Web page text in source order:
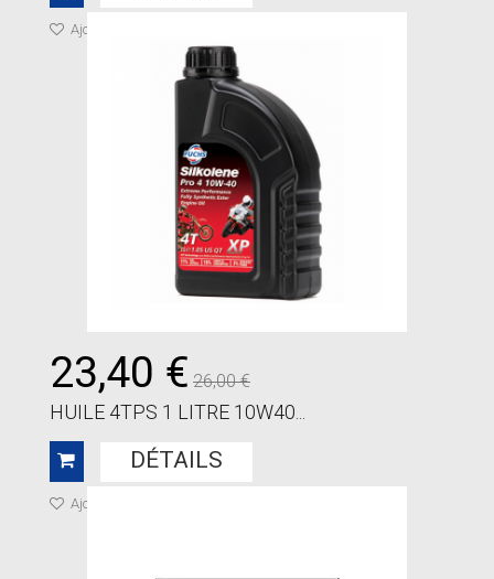
Ajouter à ma liste de cadeaux
23,40 € 26,00 €
HUILE 4TPS 1 LITRE 10W40...
DÉTAILS
Ajouter à ma liste de cadeaux